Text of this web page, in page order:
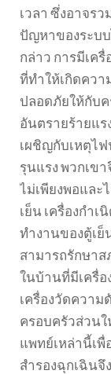
เวลา ซึ่งอาจร
ปัญหาของระบบ
กล่าว การมีเค
ที่ทำให้เกิดควา
ปลอดภัยให้กับ
อันตรายร้ายแร
เผชิญกับเหตุไ
รุนแรง พวกเข
ไม่เพียงพอและ
เย็น เครื่องกำ
ทำงานของตู้เ
สามารถรักษา
ในบ้านที่มีเครื่อง
เครื่องวัดความดั
ครอบครัวส่วน
แพทย์เหล่านี้เพื่
สำรองฉุกเฉินจึ